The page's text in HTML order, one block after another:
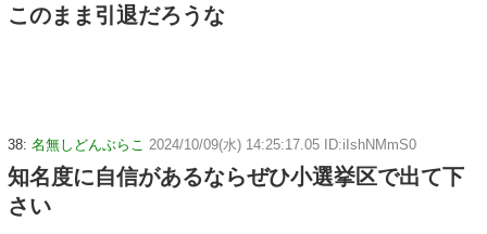
このまま引退だろうな
38: 名無しどんぶらこ 2024/10/09(水) 14:25:17.05 ID:iIshNMmS0
知名度に自信があるならぜひ小選挙区で出て下
さい